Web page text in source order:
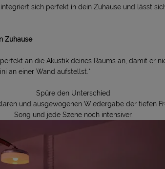
sich perfekt in dein Zuhause und lässt
Zuhause
an die Akustik deines Raums an, damit er
an einer Wand aufstellst.*
Spüre den Unterschied
und ausgewogenen Wiedergabe der tiefen
Song und jede Szene noch intensiver.